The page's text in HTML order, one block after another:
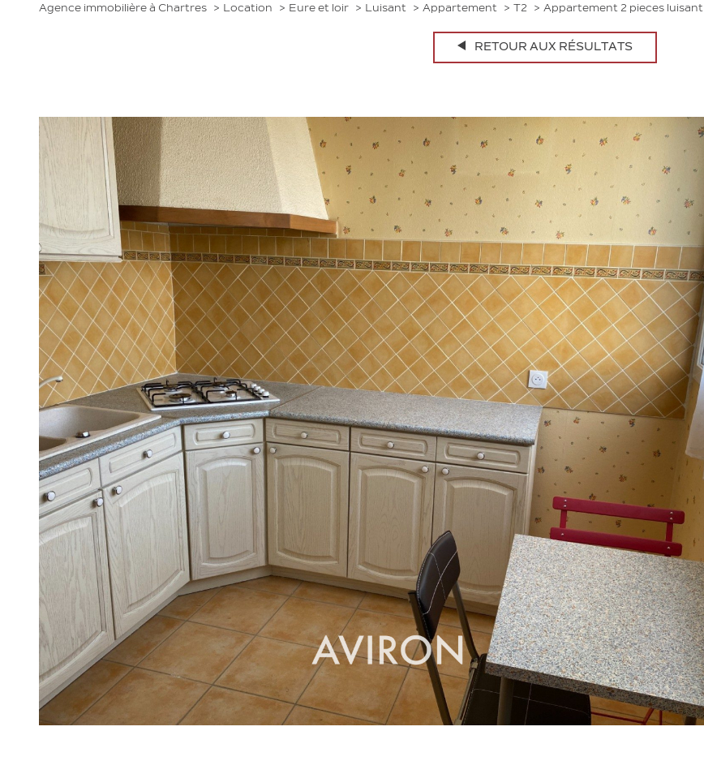
Agence immobilière à Chartres Location Eure et loir Luisant Appartement T2 Appartement 2 pieces luisant
RETOUR AUX RÉSULTATS